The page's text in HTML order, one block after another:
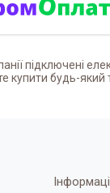
підключені
купити будь-який